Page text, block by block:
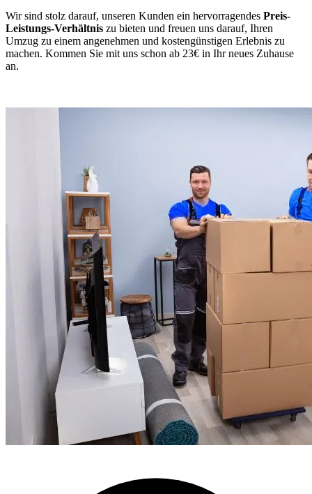
Wir sind stolz darauf, unseren Kunden ein hervorragendes Preis-
Leistungs-Verhältnis zu bieten und freuen uns darauf, Ihren
Umzug zu einem angenehmen und kostengünstigen Erlebnis zu
machen. Kommen Sie mit uns schon ab 23€ in Ihr neues Zuhause
an.